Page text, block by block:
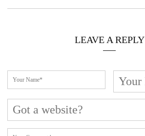
LEAVE A REPLY